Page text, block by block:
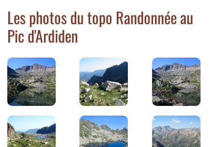
Les photos du topo Randonnée au
Pic d'Ardiden